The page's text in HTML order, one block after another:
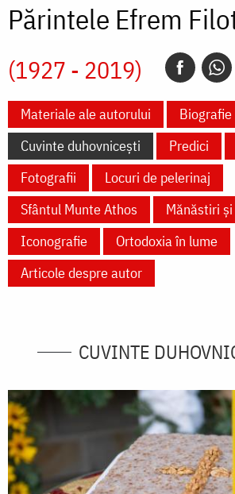
Părintele Efrem
(1927 - 2019)
Materiale ale autorului
Biografie
Cuvinte duhovnicești
Predici
Fotografii
Locuri de pelerinaj
Sfântul Munte Athos
Mănăstiri
Iconografie
Ortodoxia în lume
Articole despre autor
CUVINTE